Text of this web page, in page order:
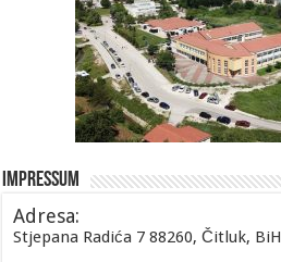
Impressum
Adresa:
Stjepana Radića 7 88260, Čitluk, BiH